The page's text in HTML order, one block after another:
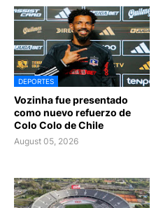
DEPORTES
Vozinha fue presentado
como nuevo refuerzo de
Colo Colo de Chile
August 05, 2026